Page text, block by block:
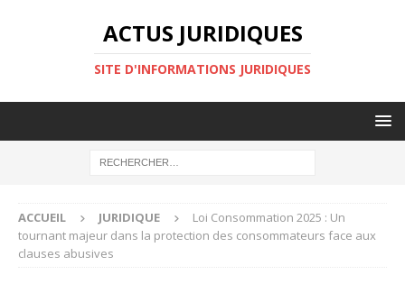
ACTUS JURIDIQUES
SITE D'INFORMATIONS JURIDIQUES
ACCUEIL JURIDIQUE
Loi Consommation 2025 : Un
tournant majeur dans la protection des consommateurs face aux
clauses abusives